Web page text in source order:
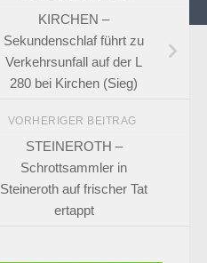
KIRCHEN –
Sekundenschlaf führt zu
Verkehrsunfall auf der L
280 bei Kirchen (Sieg)
VORHERIGER BEITRAG
STEINEROTH –
Schrottsammler in
Steineroth auf frischer Tat
ertappt